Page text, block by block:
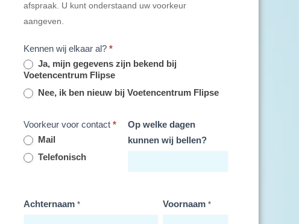
afspraak. U kunt onderstaand uw voorkeur
aangeven.
Kennen wij elkaar al? *
Ja, mijn gegevens zijn bekend bij
Voetencentrum Flipse
Nee, ik ben nieuw bij Voetencentrum Flipse
Voorkeur voor contact *
Mail
Telefonisch
Op welke dagen
kunnen wij bellen?
Achternaam * Voornaam *